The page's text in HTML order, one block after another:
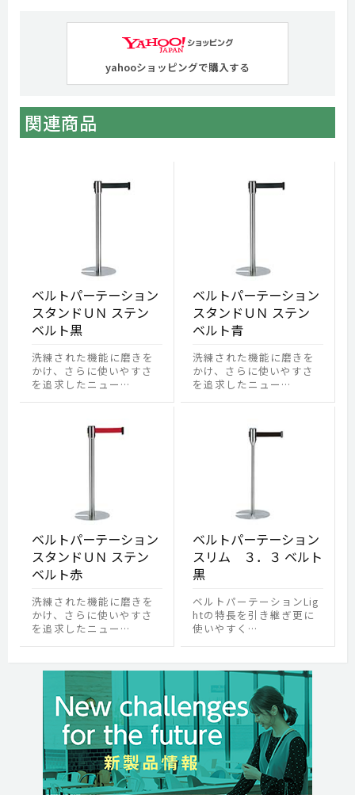
yahooショッピングで購入する
関連商品
ベルトパーテーション
スタンドＵＮ ステン
ベルト黒
洗練された機能に磨きを
かけ、さらに使いやすさ
を追求したニュー…
ベルトパーテーション
スタンドＵＮ ステン
ベルト青
洗練された機能に磨きを
かけ、さらに使いやすさ
を追求したニュー…
ベルトパーテーション
スタンドＵＮ ステン
ベルト赤
洗練された機能に磨きを
かけ、さらに使いやすさ
を追求したニュー…
ベルトパーテーション
スリム ３．３ ベルト
黒
ベルトパーテーションLig
htの特長を引き継ぎ更に
使いやすく…